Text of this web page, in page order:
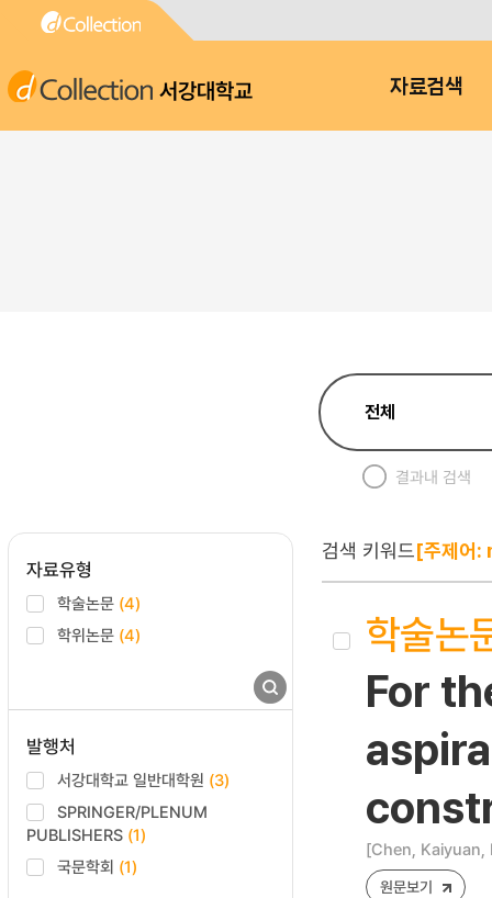
서강대학교 자료검색
결과내 검색
자료유형
학술논문 (4)
학위논문 (4)
발행처
서강대학교 일반대학원 (3)
SPRINGER/PLENUM
PUBLISHERS (1)
국문학회 (1)
검색 키워드[주제어
학술논
For
[Chen, Kaiyuan,
원문보기